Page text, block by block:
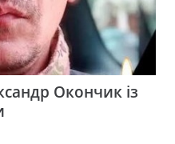
Окончик із